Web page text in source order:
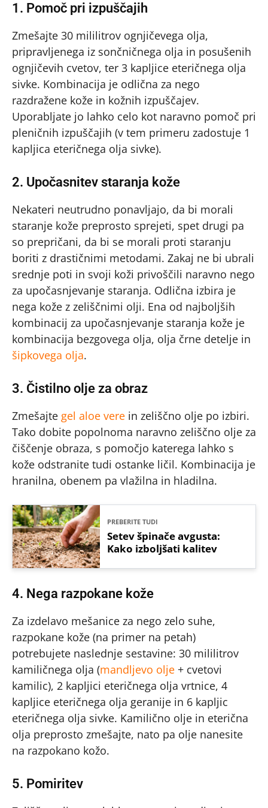
1. Pomoč pri izpuščajih
Zmešajte 30 mililitrov ognjičevega olja,
pripravljenega iz sončničnega olja in posušenih
ognjičevih cvetov, ter 3 kapljice eteričnega olja
sivke. Kombinacija je odlična za nego
razdražene kože in kožnih izpuščajev.
Uporabljate jo lahko celo kot naravno pomoč pri
pleničnih izpuščajih (v tem primeru zadostuje 1
kapljica eteričnega olja sivke).
2. Upočasnitev staranja kože
Nekateri neutrudno ponavljajo, da bi morali
staranje kože preprosto sprejeti, spet drugi pa
so prepričani, da bi se morali proti staranju
boriti z drastičnimi metodami. Zakaj ne bi ubrali
srednje poti in svoji koži privoščili naravno nego
za upočasnjevanje staranja. Odlična izbira je
nega kože z zeliščnimi olji. Ena od najboljših
kombinacij za upočasnjevanje staranja kože je
kombinacija bezgovega olja, olja črne detelje in
šipkovega olja.
3. Čistilno olje za obraz
Zmešajte gel aloe vere in zeliščno olje po izbiri.
Tako dobite popolnoma naravno zeliščno olje za
čiščenje obraza, s pomočjo katerega lahko s
kože odstranite tudi ostanke ličil. Kombinacija je
hranilna, obenem pa vlažilna in hladilna.
PREBERITE TUDI
Setev špinače avgusta:
Kako izboljšati kalitev
4. Nega razpokane kože
Za izdelavo mešanice za nego zelo suhe,
razpokane kože (na primer na petah)
potrebujete naslednje sestavine: 30 mililitrov
kamiličnega olja (mandljevo olje + cvetovi
kamilic), 2 kapljici eteričnega olja vrtnice, 4
kapljice eteričnega olja geranije in 6 kapljic
eteričnega olja sivke. Kamilično olje in eterična
olja preprosto zmešajte, nato pa olje nanesite
na razpokano kožo.
5. Pomiritev